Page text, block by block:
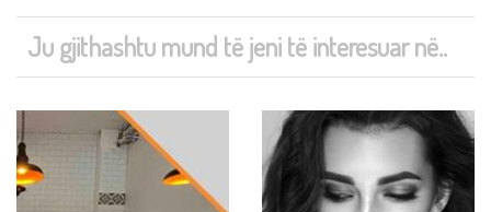
Ju gjithashtu mund të jeni të interesuar në..